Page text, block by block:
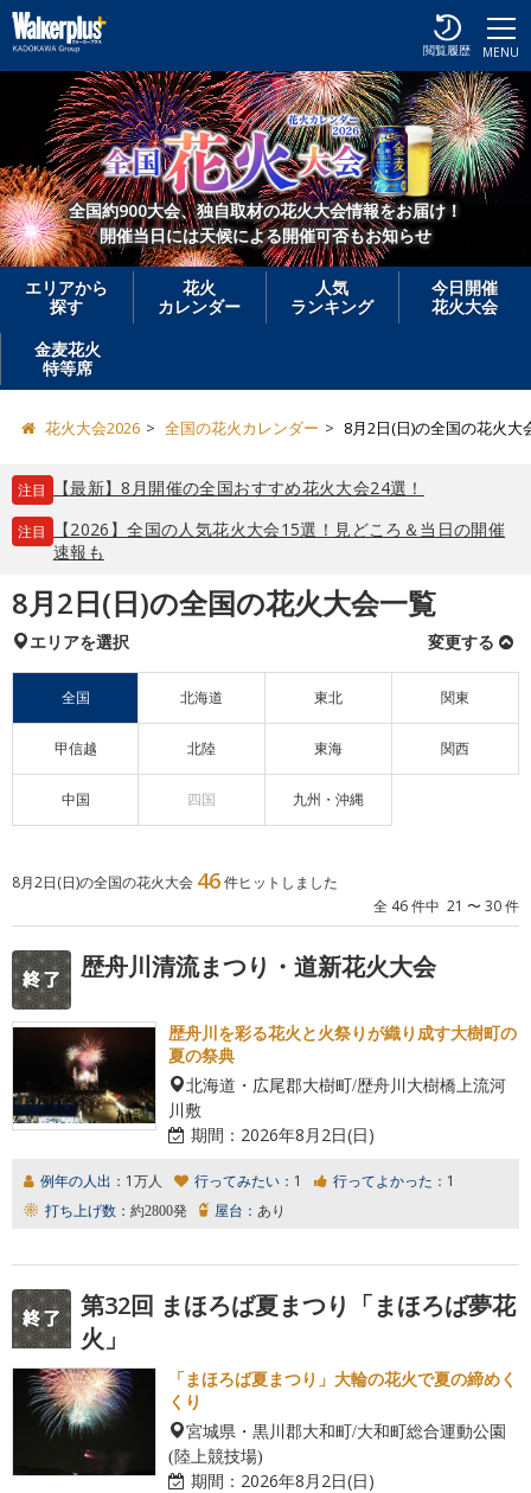
MENU
閲覧履歴
全国約900大会、独自取材の花火大会情報をお届け！
開催当日には天候による開催可否もお知らせ
エリアから
探す
花火
カレンダー
人気
ランキング
今日開催
花火大会
金麦花火
特等席
花火大会2026 全国の花火カレンダー 8月2日(日)の全国の花火大
注目 【最新】8月開催の全国おすすめ花火大会24選！
注目
【2026】全国の人気花火大会15選！見どころ＆当日の開催
速報も
8月2日(日)の全国の花火大会一覧
エリアを選択 変更する
全国 北海道 東北 関東
甲信越 北陸 東海 関西
中国 四国 九州・沖縄
8月2日(日)の全国の花火大会 46件ヒットしました
全 46 件中 21 〜 30 件
歴舟川清流まつり・道新花火大会
歴舟川を彩る花火と火祭りが織り成す大樹町の
夏の祭典
北海道・広尾郡大樹町/歴舟川大樹橋上流河
川敷
期間： 2026年8月2日(日)
例年の人出： 1万人 行ってみたい： 1 行ってよかった： 1
打ち上げ数： 約2800発 屋台： あり
第32回 まほろば夏まつり「まほろば夢花
火」
「まほろば夏まつり」大輪の花火で夏の締めく
くり
宮城県・黒川郡大和町/大和町総合運動公園
(陸上競技場)
期間： 2026年8月2日(日)